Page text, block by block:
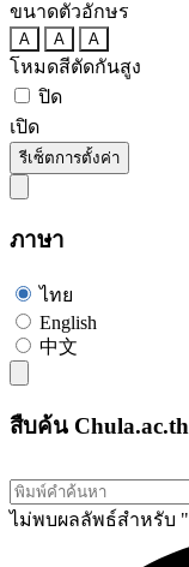
ขนาดตัวอักษร
A A A
โหมดสีตัดกันสูง
ปิด
เปิด
รีเซ็ตการตั้งค่า
ภาษา
ไทย
English
中文
สืบค้น Chula.ac.th
ไม่พบผลลัพธ์สำหรับ "